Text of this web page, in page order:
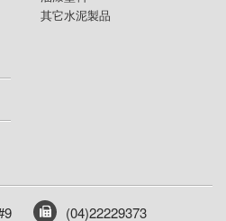
其它水泥製品
(04)22229373